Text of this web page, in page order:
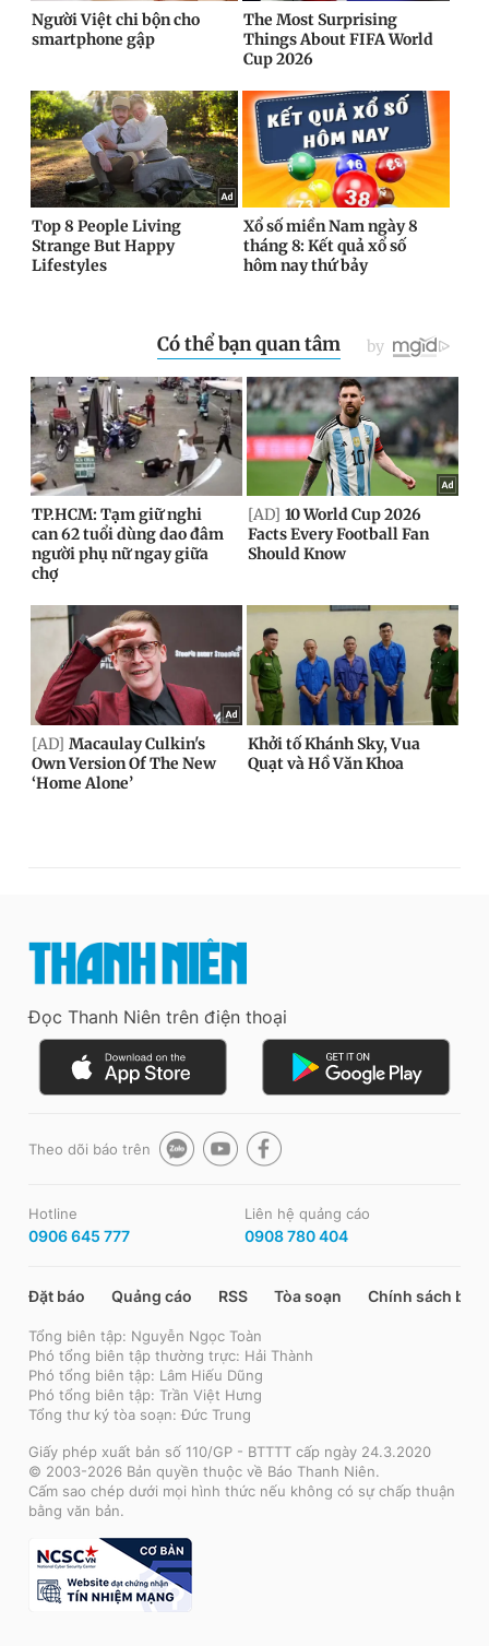
Đọc Thanh Niên trên điện thoại
Theo dõi báo trên
Hotline
0906 645 777
Liên hệ quảng cáo
0908 780 404
Đặt báo Quảng cáo RSS Tòa soạn Chính sách bảo
Tổng biên tập: Nguyễn Ngọc Toàn
Phó tổng biên tập thường trực: Hải Thành
Phó tổng biên tập: Lâm Hiếu Dũng
Phó tổng biên tập: Trần Việt Hưng
Tổng thư ký tòa soạn: Đức Trung
Giấy phép xuất bản số 110/GP - BTTTT cấp ngày 24.3.2020
© 2003-2026 Bản quyền thuộc về Báo Thanh Niên.
Cấm sao chép dưới mọi hình thức nếu không có sự chấp thuận
bằng văn bản.